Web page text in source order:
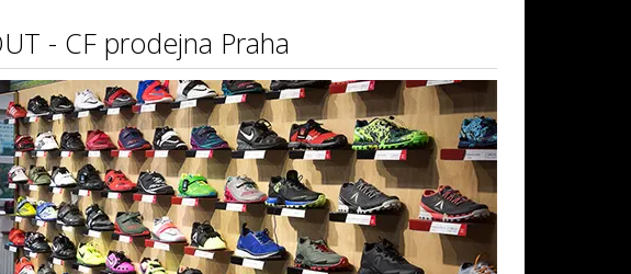
- CF prodejna Praha